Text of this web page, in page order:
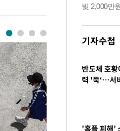
기자수첩
반도체 호
력 '뚝‘…서
'홈플 피해'